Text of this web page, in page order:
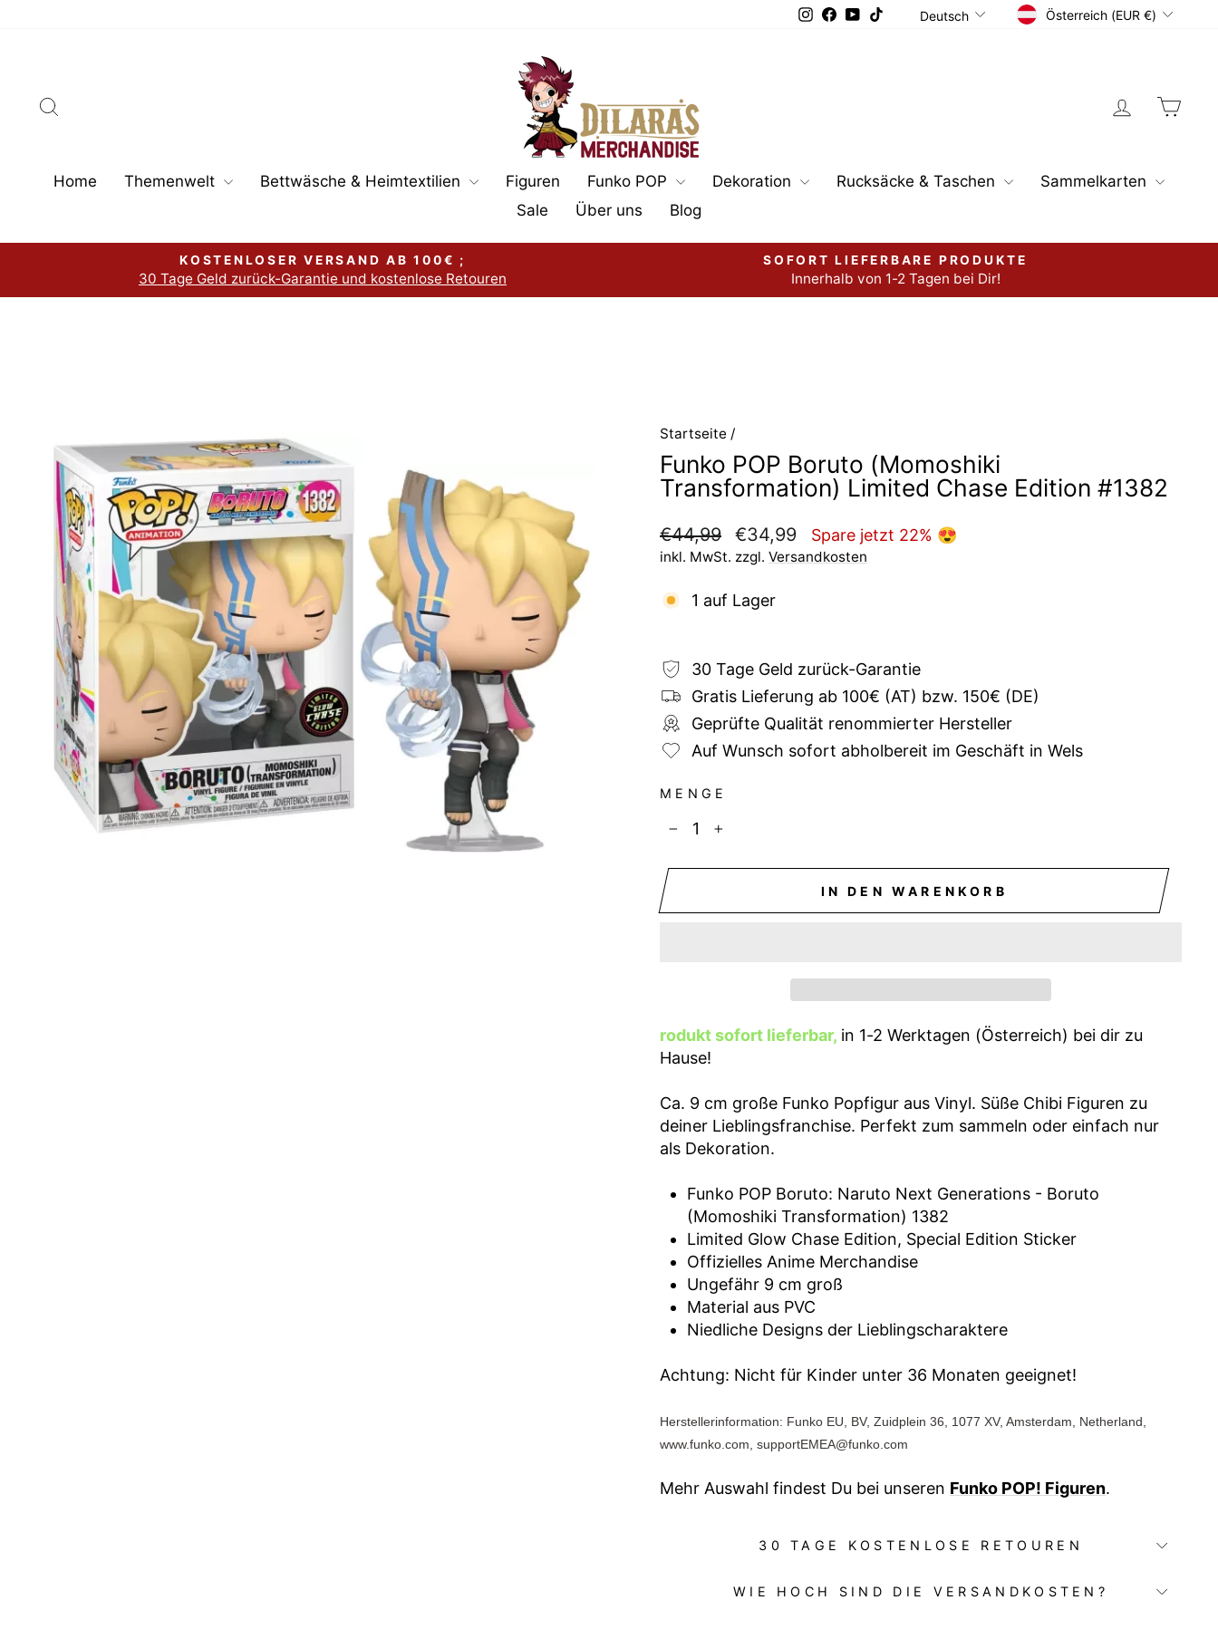
Instagram
Facebook
YouTube
TikTokSprache
Deutsch Währung
Österreich (EUR €)
Einloggen
Home Themenwelt Bettwäsche & Heimtextilien Figuren Funko POP Dekoration Rucksäcke & Taschen
Sammelkarten
Sale
Über uns Blog
KOSTENLOSER VERSAND AB 100€ ;
30 Tage Geld zurück-Garantie und kostenlose Retouren
SOFORT LIEFERBARE PRODUKTE
Innerhalb von 1-2 Tagen bei Dir!
Startseite /
Funko POP Boruto (Momoshiki
Transformation) Limited Chase Edition #1382
Normaler
Preis
€44,99 Sonderpreis
€34,99 Spare jetzt 22% 😍
inkl. MwSt. zzgl. Versandkosten
1 auf Lager
30 Tage Geld zurück-Garantie
Gratis Lieferung ab 100€ (AT) bzw. 150€ (DE)
Geprüfte Qualität renommierter Hersteller
Auf Wunsch sofort abholbereit im Geschäft in Wels
MENGE
+
IN DEN WARENKORB
rodukt sofort lieferbar, in 1-2 Werktagen (Österreich) bei dir zu
Hause!
Ca. 9 cm große Funko Popfigur aus Vinyl. Süße Chibi Figuren zu
deiner Lieblingsfranchise. Perfekt zum sammeln oder einfach nur
als Dekoration.
Funko POP Boruto: Naruto Next Generations - Boruto
(Momoshiki Transformation) 1382
Limited Glow Chase Edition, Special Edition Sticker
Offizielles Anime Merchandise
Ungefähr 9 cm groß
Material aus PVC
Niedliche Designs der Lieblingscharaktere
Achtung: Nicht für Kinder unter 36 Monaten geeignet!
Herstellerinformation: Funko EU, BV, Zuidplein 36, 1077 XV, Amsterdam, Netherland,
www.funko.com, supportEMEA@funko.com
Mehr Auswahl findest Du bei unseren Funko POP! Figuren.
30 TAGE KOSTENLOSE RETOUREN
WIE HOCH SIND DIE VERSANDKOSTEN?